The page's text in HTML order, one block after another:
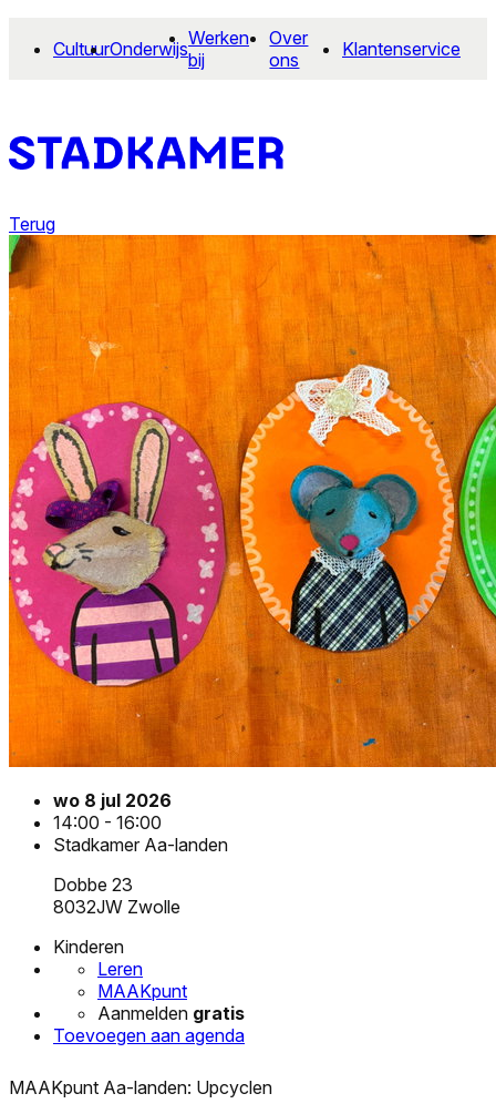
CultuurOnderwijsWerken
bij
Over
ons
Klantenservice
Terug
wo 8 jul 2026
14:00 - 16:00
Stadkamer Aa-landen
Dobbe 23
8032JW Zwolle
Kinderen
Leren
MAAKpunt
Aanmelden gratis
Toevoegen aan agenda
MAAKpunt Aa-landen: Upcyclen